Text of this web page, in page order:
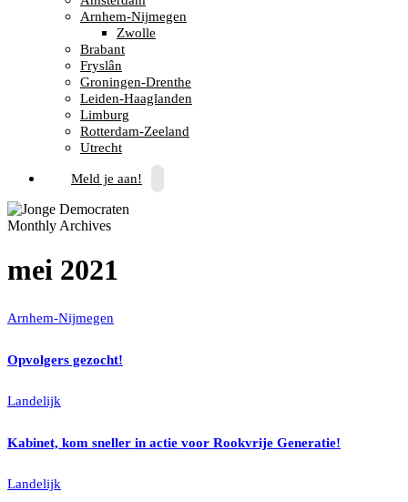
Arnhem-Nijmegen
Zwolle
Brabant
Fryslân
Groningen-Drenthe
Leiden-Haaglanden
Limburg
Rotterdam-Zeeland
Utrecht
Meld je aan!
Monthly Archives
mei 2021
Arnhem-Nijmegen
Opvolgers gezocht!
Landelijk
Kabinet, kom sneller in actie voor Rookvrije Generatie!
Landelijk